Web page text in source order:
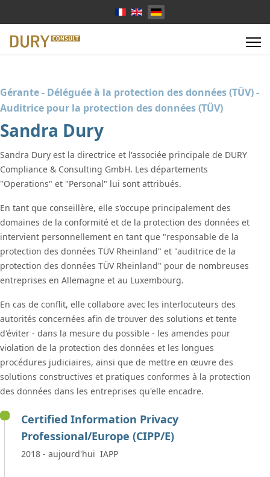
Sprache auswählen
Gérante - Déléguée à la protection des données (TÜV) -
Auditrice pour la protection des données (TÜV)
Sandra Dury
Sandra Dury est la directrice et l'associée principale de DURY
Compliance & Consulting GmbH. Les départements
"Operations" et "Personal" lui sont attribués.
En tant que conseillère, elle s'occupe principalement des
domaines de la conformité et de la protection des données et
intervient personnellement en tant que "responsable de la
protection des données TÜV Rheinland" et "auditrice de la
protection des données TÜV Rheinland" pour de nombreuses
entreprises en Allemagne et au Luxembourg.
En cas de conflit, elle collabore avec les interlocuteurs des
autorités concernées afin de trouver des solutions et tente
d'éviter - dans la mesure du possible - les amendes pour
violation de la protection des données et les longues
procédures judiciaires, ainsi que de mettre en œuvre des
solutions constructives et pratiques conformes à la protection
des données dans les entreprises qu'elle encadre.
Certified Information Privacy
Professional/Europe (CIPP/E)
2018 - aujourd'hui IAPP